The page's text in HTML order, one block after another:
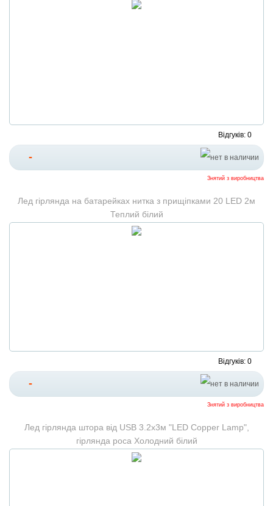
Відгуків: 0
-
Знятий з виробництва
Лед гірлянда на батарейках нитка з прищіпками 20 LED 2м
Теплий білий
Відгуків: 0
-
Знятий з виробництва
Лед гірлянда штора від USB 3.2х3м "LED Copper Lamp",
гірлянда роса Холодний білий